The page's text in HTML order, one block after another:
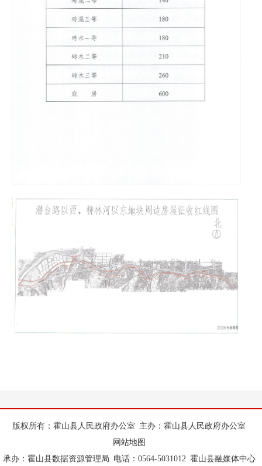
版权所有：霍山县人民政府办公室 主办：霍山县人民政府办公室
网站地图
承办：霍山县数据资源管理局 电话：0564-5031012 霍山县融媒体中心